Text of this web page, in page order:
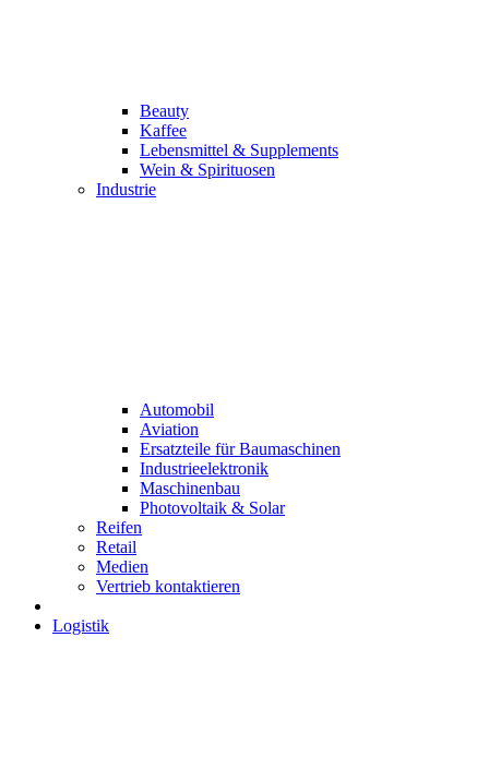
Beauty
Kaffee
Lebensmittel & Supplements
Wein & Spirituosen
Industrie
Automobil
Aviation
Ersatzteile für Baumaschinen
Industrieelektronik
Maschinenbau
Photovoltaik & Solar
Reifen
Retail
Medien
Vertrieb kontaktieren
Logistik